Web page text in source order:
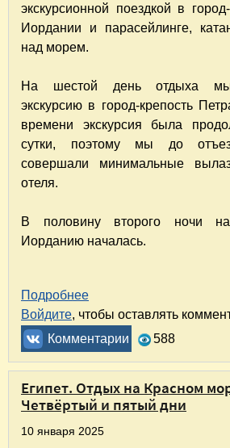
экскурсионной поездкой в
Иордании и парасейлинге,
над морем.
На шестой день отдыха мы
экскурсию в город-крепость
времени экскурсия была
сутки, поэтому мы до
совершали минимальные
отеля.
В половину второго ночи
Иорданию началась.
Подробнее
Войдите, чтобы оставлять
Комментарии
588
Египет. Отдых на Красном
Четвёртый и пятый дни
10 января 2025